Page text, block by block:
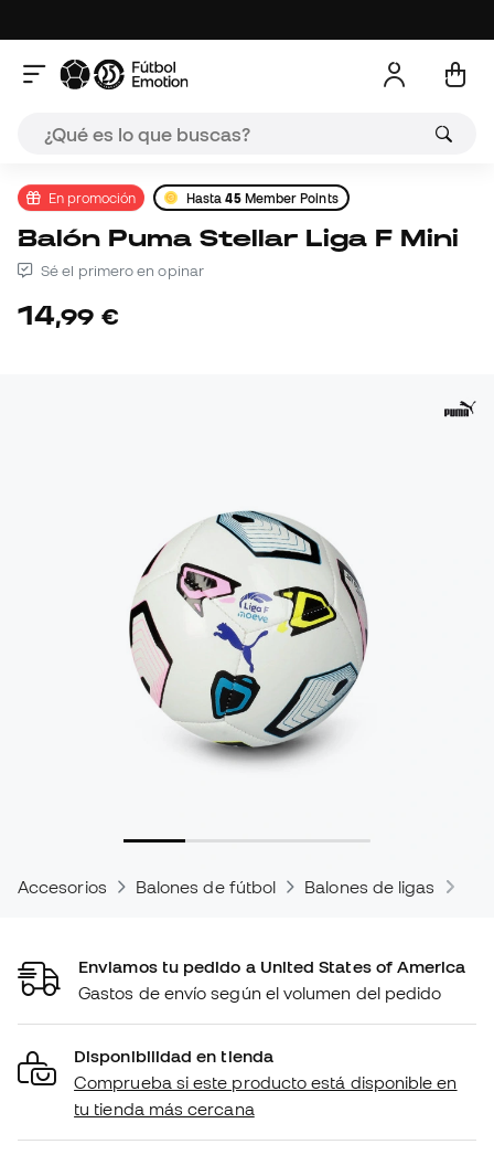
En promoción Hasta45Member Points
Balón Puma Stellar Liga F Mini
Sé el primero en opinar
14,99 €
Accesorios Balones de fútbol Balones de ligas
Enviamos tu pedido a United States of America
Gastos de envío según el volumen del pedido
Disponibilidad en tienda
Comprueba si este producto está disponible en
tu tienda más cercana